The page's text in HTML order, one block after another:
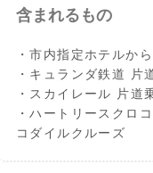
含まれるもの
・市内指定ホテルか
・キュランダ鉄道 片
・スカイレール 片道
・ハートリースクロ
コダイルクルーズ